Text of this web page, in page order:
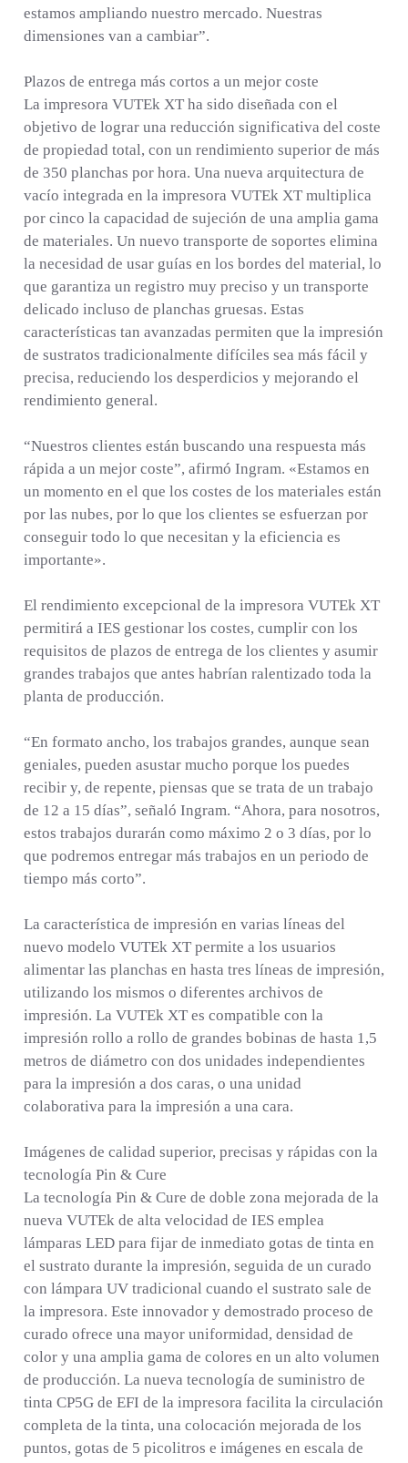
estamos ampliando nuestro mercado. Nuestras
dimensiones van a cambiar”.
Plazos de entrega más cortos a un mejor coste
La impresora VUTEk XT ha sido diseñada con el
objetivo de lograr una reducción significativa del coste
de propiedad total, con un rendimiento superior de más
de 350 planchas por hora. Una nueva arquitectura de
vacío integrada en la impresora VUTEk XT multiplica
por cinco la capacidad de sujeción de una amplia gama
de materiales. Un nuevo transporte de soportes elimina
la necesidad de usar guías en los bordes del material, lo
que garantiza un registro muy preciso y un transporte
delicado incluso de planchas gruesas. Estas
características tan avanzadas permiten que la impresión
de sustratos tradicionalmente difíciles sea más fácil y
precisa, reduciendo los desperdicios y mejorando el
rendimiento general.
“Nuestros clientes están buscando una respuesta más
rápida a un mejor coste”, afirmó Ingram. «Estamos en
un momento en el que los costes de los materiales están
por las nubes, por lo que los clientes se esfuerzan por
conseguir todo lo que necesitan y la eficiencia es
importante».
El rendimiento excepcional de la impresora VUTEk XT
permitirá a IES gestionar los costes, cumplir con los
requisitos de plazos de entrega de los clientes y asumir
grandes trabajos que antes habrían ralentizado toda la
planta de producción.
“En formato ancho, los trabajos grandes, aunque sean
geniales, pueden asustar mucho porque los puedes
recibir y, de repente, piensas que se trata de un trabajo
de 12 a 15 días”, señaló Ingram. “Ahora, para nosotros,
estos trabajos durarán como máximo 2 o 3 días, por lo
que podremos entregar más trabajos en un periodo de
tiempo más corto”.
La característica de impresión en varias líneas del
nuevo modelo VUTEk XT permite a los usuarios
alimentar las planchas en hasta tres líneas de impresión,
utilizando los mismos o diferentes archivos de
impresión. La VUTEk XT es compatible con la
impresión rollo a rollo de grandes bobinas de hasta 1,5
metros de diámetro con dos unidades independientes
para la impresión a dos caras, o una unidad
colaborativa para la impresión a una cara.
Imágenes de calidad superior, precisas y rápidas con la
tecnología Pin & Cure
La tecnología Pin & Cure de doble zona mejorada de la
nueva VUTEk de alta velocidad de IES emplea
lámparas LED para fijar de inmediato gotas de tinta en
el sustrato durante la impresión, seguida de un curado
con lámpara UV tradicional cuando el sustrato sale de
la impresora. Este innovador y demostrado proceso de
curado ofrece una mayor uniformidad, densidad de
color y una amplia gama de colores en un alto volumen
de producción. La nueva tecnología de suministro de
tinta CP5G de EFI de la impresora facilita la circulación
completa de la tinta, una colocación mejorada de los
puntos, gotas de 5 picolitros e imágenes en escala de